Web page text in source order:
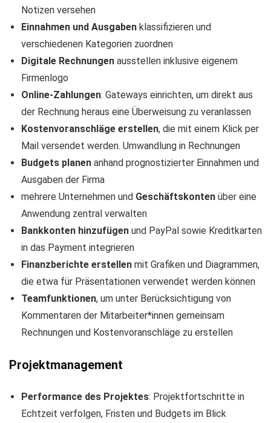
Notizen versehen
Einnahmen und Ausgaben klassifizieren und
verschiedenen Kategorien zuordnen
Digitale Rechnungen ausstellen inklusive eigenem
Firmenlogo
Online-Zahlungen: Gateways einrichten, um direkt aus
der Rechnung heraus eine Überweisung zu veranlassen
Kostenvoranschläge erstellen, die mit einem Klick per
Mail versendet werden. Umwandlung in Rechnungen
Budgets planen anhand prognostizierter Einnahmen und
Ausgaben der Firma
mehrere Unternehmen und Geschäftskonten über eine
Anwendung zentral verwalten
Bankkonten hinzufügen und PayPal sowie Kreditkarten
in das Payment integrieren
Finanzberichte erstellen mit Grafiken und Diagrammen,
die etwa für Präsentationen verwendet werden können
Teamfunktionen, um unter Berücksichtigung von
Kommentaren der Mitarbeiter*innen gemeinsam
Rechnungen und Kostenvoranschläge zu erstellen
Projektmanagement
Performance des Projektes: Projektfortschritte in
Echtzeit verfolgen, Fristen und Budgets im Blick